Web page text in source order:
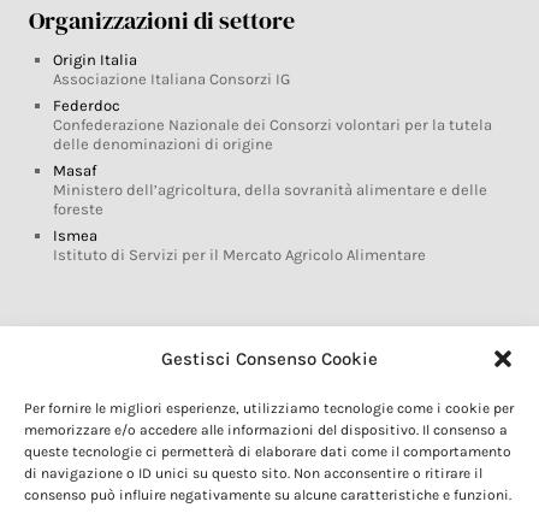
Gestisci Consenso Cookie
Per fornire le migliori esperienze, utilizziamo tecnologie come i cookie per
memorizzare e/o accedere alle informazioni del dispositivo. Il consenso a
queste tecnologie ci permetterà di elaborare dati come il comportamento
di navigazione o ID unici su questo sito. Non acconsentire o ritirare il
consenso può influire negativamente su alcune caratteristiche e funzioni.
Organizzazioni di settore
Origin Italia
Associazione Italiana Consorzi IG
Federdoc
Confederazione Nazionale dei Consorzi volontari per la tutela
delle denominazioni di origine
Masaf
Ministero dell’agricoltura, della sovranità alimentare e delle
foreste
Ismea
Istituto di Servizi per il Mercato Agricolo Alimentare
Glossario DOP IGP
Marchi DOP IGP
Normativa prodotti DOP IGP
Consorzi di Tutela
Farm To Fork e prodotti DOP IGP